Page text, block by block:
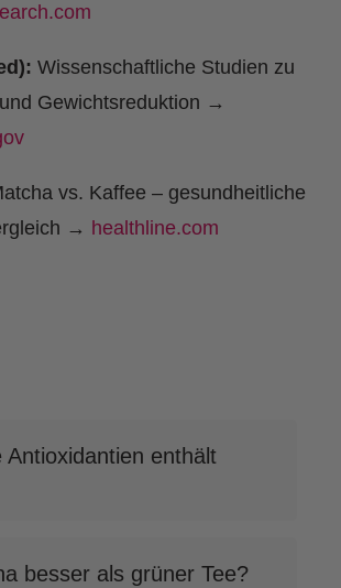
Wissenschaftliche Studien zu
Gewichtsreduktion →
vs. Kaffee – gesundheitliche
→ healthline.com
Antioxidantien enthält
besser als grüner Tee?